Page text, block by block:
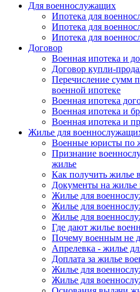
Для военнослужащих
Ипотека для
Ипотека для
Ипотека для
Договор
Военная ипотека и
Договор купли-
Перечисление сумм
военной ипотеке
Военная ипотека
Военная ипотека и
Военная ипотека и
Жилье для
Военные юристы по
Признание
жилье
Как получить жилье
Документы на
Жилье для
Жилье для
Жилье для
Где дают жилье
Почему военным не
Апрелевка - жилье
Доплата за жилье
Жилье для
Жилье для